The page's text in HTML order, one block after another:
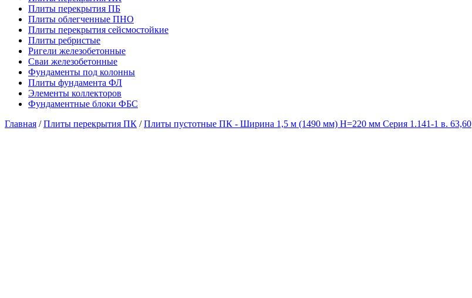
Плиты перекрытия ПБ
Плиты облегченные ПНО
Плиты перекрытия сейсмостойкие
Плиты ребристые
Ригели железобетонные
Сваи железобетонные
Фундаменты под колонны
Плиты фундамента ФЛ
Элементы коллекторов
Фундаментные блоки ФБС
Главная /Плиты перекрытия ПК /Плиты пустотные ПК - Ширина 1,5 м (1490 мм) H=220 мм Серия 1.141-1 в. 63,60